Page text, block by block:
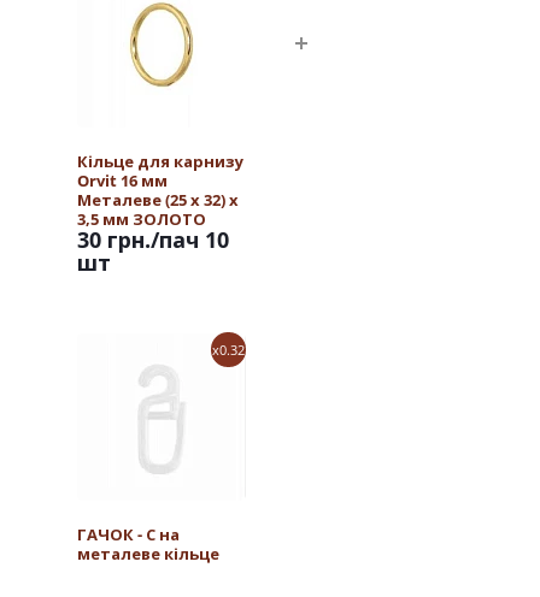
Кільце для карнизу
Orvit 16 мм
Металеве (25 х 32) х
3,5 мм ЗОЛОТО
30 грн./пач 10
шт
x0.32
ГАЧОК - С на
металеве кільце